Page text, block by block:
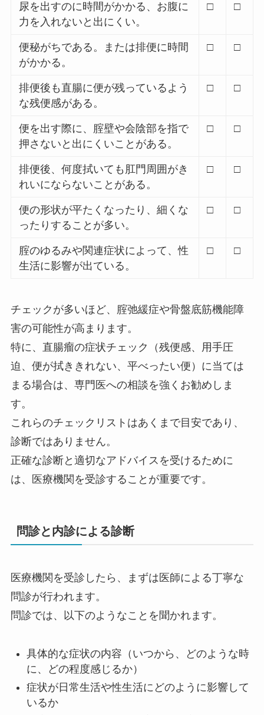
尿を出すのに時間がかかる、お腹に
力を入れないと出にくい。
□ □
便秘がちである。または排便に時間
がかかる。
□ □
排便後も直腸に便が残っているよう
な残便感がある。
□ □
便を出す際に、腟壁や会陰部を指で
押さないと出にくいことがある。
□ □
排便後、何度拭いても肛門周囲がき
れいにならないことがある。
□ □
便の形状が平たくなったり、細くな
ったりすることが多い。
□ □
腟のゆるみや関連症状によって、性
生活に影響が出ている。
□ □
チェックが多いほど、腟弛緩症や骨盤底筋機能障
害の可能性が高まります。
特に、直腸瘤の症状チェック（残便感、用手圧
迫、便が拭ききれない、平べったい便）に当ては
まる場合は、専門医への相談を強くお勧めしま
す。
これらのチェックリストはあくまで目安であり、
診断ではありません。
正確な診断と適切なアドバイスを受けるために
は、医療機関を受診することが重要です。
問診と内診による診断
医療機関を受診したら、まずは医師による丁寧な
問診が行われます。
問診では、以下のようなことを聞かれます。
具体的な症状の内容（いつから、どのような時
に、どの程度感じるか）
症状が日常生活や性生活にどのように影響して
いるか